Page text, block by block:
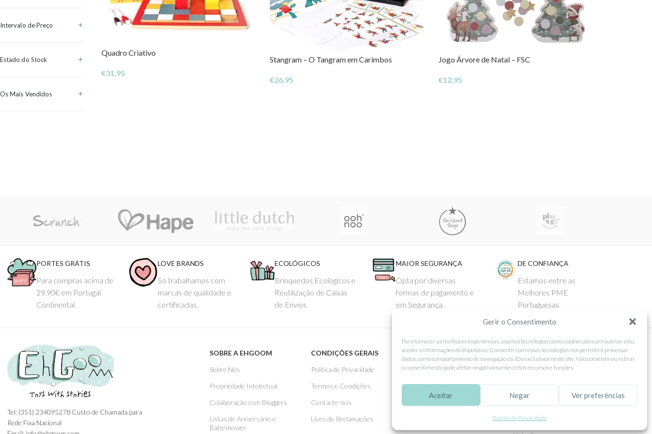
Gerir o Consentimento
Para fornecer as melhores experiências, usamos tecnologias como cookies para armazenar e/ou
aceder a informações do dispositivo. Consentir com essas tecnologias nos permitirá processar
dados, como comportamento de navegação ou IDs exclusivos neste site. Não consentir ou retirar
o consentimento pode afetar negativamante certos recursos e funções.
Aceitar Negar Ver preferências
Política de Privacidade
Intervalo de Preço
Estado do Stock
Os Mais Vendidos
Quadro Criativo
€31,95
Stangram – O Tangram em Carimbos
€26,95
Jogo Árvore de Natal – FSC
€12,95
PORTES GRÁTIS
Para compras acima de
29.90€ em Portugal
Continental.
LOVE BRANDS
Só trabalhamos com
marcas de qualidade e
certificadas.
ECOLÓGICOS
Brinquedos Ecológicos e
Reutilização de Caixas
de Envios
MAIOR SEGURANÇA
Opta por diversas
formas de pagamento e
em Segurança.
DE CONFIANÇA
Estamos entre as
Melhores PME
Portuguesas
Tel: (351) 234095278 Custo de Chamada para
Rede Fixa Nacional
SOBRE A EHGOOM
Sobre Nós
Propriedade Intelectual
Colaboração com Bloggers
Listas de Aniversário e
Babyshower
CONDIÇÕES GERAIS
Politica de Privacidade
Termos e Condições
Contacte-nos
Livro de Reclamações
APOIO AO CLIENTE
Como Comprar
Pagamentos
SEGUE-NOS
Facebook
Instagram
Pinterest
X